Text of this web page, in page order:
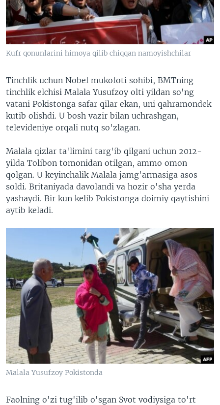
VIDEO
XABARLAR SURATLARDA
ODNOKLASSNIKI
TELEGRAM
TWITTER
Kufr qonunlarini himoya qilib chiqqan namoyishchilar
Tinchlik uchun Nobel mukofoti sohibi, BMTning
tinchlik elchisi Malala Yusufzoy olti yildan so'ng
vatani Pokistonga safar qilar ekan, uni qahramondek
kutib olishdi. U bosh vazir bilan uchrashgan,
televideniye orqali nutq so'zlagan.
Malala qizlar ta'limini targ'ib qilgani uchun 2012-
yilda Tolibon tomonidan otilgan, ammo omon
qolgan. U keyinchalik Malala jamg'armasiga asos
soldi. Britaniyada davolandi va hozir o'sha yerda
yashaydi. Bir kun kelib Pokistonga doimiy qaytishini
aytib keladi.
Malala Yusufzoy Pokistonda
Faolning o'zi tug'ilib o'sgan Svot vodiysiga to'rt